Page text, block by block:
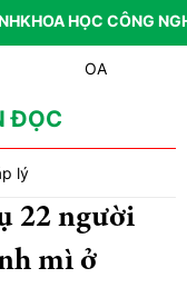
KHOA HỌC CÔNG
OAU đưa nhà máy
Vĩnh Long phát hiện 9
ĐỌC
lý
22 người
mì ở